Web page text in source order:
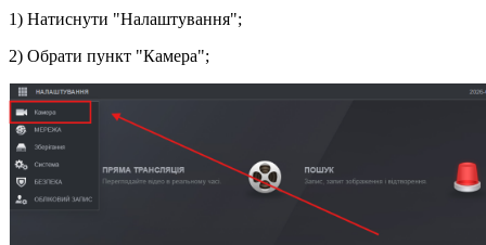
1) Натиснути "Налаштування";
2) Обрати пункт "Камера";